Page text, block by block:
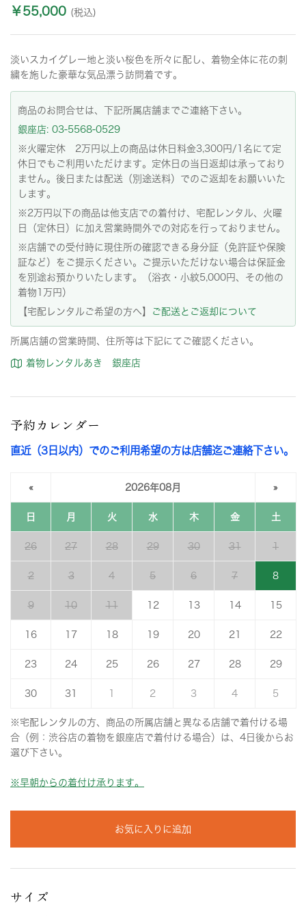
￥55,000 (税込)
淡いスカイグレー地と淡い桜色を所々に配し、着物全体に花の刺
繍を施した豪華な気品漂う訪問着です。
商品のお問合せは、下記所属店舗までご連絡下さい。
銀座店: 03-5568-0529
※火曜定休 2万円以上の商品は休日料金3,300円/1名にて定
休日でもご利用いただけます。定休日の当日返却は承っており
ません。後日または配送（別途送料）でのご返却をお願いいた
します。
※2万円以下の商品は他支店での着付け、宅配レンタル、火曜
日（定休日）に加え営業時間外での対応を行っておりません。
※店舗での受付時に現住所の確認できる身分証（免許証や保険
証など）をご提示ください。ご提示いただけない場合は保証金
を別途お預かりいたします。（浴衣・小紋5,000円、その他の
着物1万円）
【宅配レンタルご希望の方へ】
ご配送とご返却について
所属店舗の営業時間、住所等は下記にてご確認ください。
着物レンタルあき 銀座店
予約カレンダー
直近（3日以内）でのご利用希望の方は店舗迄ご連絡下さい。
« 2026年08月 »
日 月 火 水 木 金 土
26 27 28 29 30 31 1
2 3 4 5 6 7 8
9 10 11 12 13 14 15
16 17 18 19 20 21 22
23 24 25 26 27 28 29
30 31 2 3 4 5
※宅配レンタルの方、商品の所属店舗と異なる店舗で着付ける場
合（例：渋谷店の着物を銀座店で着付ける場合）は、4日後からお
選び下さい。
※早朝からの着付け承ります。
お気に入りに追加
サイズ